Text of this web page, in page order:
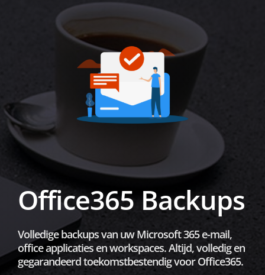
Office365 Backups
Volledige backups van uw Microsoft 365 e-mail,
office applicaties en workspaces. Altijd, volledig en
gegarandeerd toekomstbestendig voor Office365.